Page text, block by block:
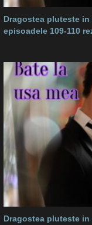
Dragostea pluteste
episoadele 109-110
Dragostea pluteste